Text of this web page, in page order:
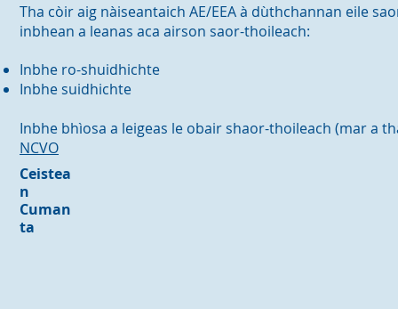
Tha còir aig nàiseantaich AE/EEA à dùthchannan eile
inbhean a leanas aca airson saor-thoileach:
Inbhe ro-shuidhichte
Inbhe suidhichte
Inbhe bhìosa a leigeas le obair shaor-thoileach (mar a
NCVO
Ceistea
n
Cuman
ta